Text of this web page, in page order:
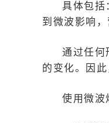
具体包括
到微波影响
通过任何
的变化。因
使用微波